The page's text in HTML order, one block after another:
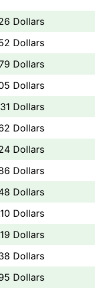
Dollars
Dollars
Dollars
Dollars
Dollars
Dollars
Dollars
Dollars
Dollars
Dollars
Dollars
Dollars
Dollars